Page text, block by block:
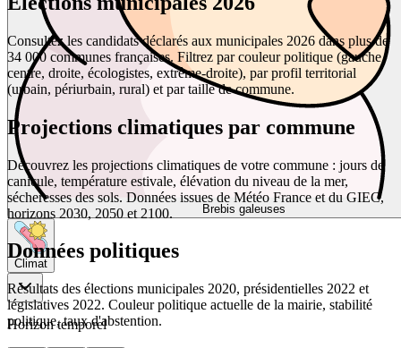
Brebis galeuses
Climat
Horizon temporel
Consultez les candidats déclarés aux municipales 2026 dans plus de
34 000 communes françaises. Filtrez par couleur politique (gauche,
centre, droite, écologistes, extrême-droite), par profil territorial
(urbain, périurbain, rural) et par taille de commune.
Projections climatiques par commune
Découvrez les projections climatiques de votre commune : jours de
canicule, température estivale, élévation du niveau de la mer,
sécheresses des sols. Données issues de Météo France et du GIEC,
horizons 2030, 2050 et 2100.
Données politiques
Résultats des élections municipales 2020, présidentielles 2022 et
législatives 2022. Couleur politique actuelle de la mairie, stabilité
politique, taux d'abstention.